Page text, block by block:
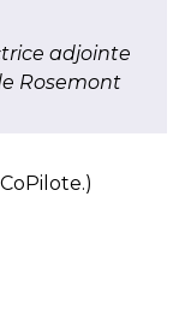
adjointe
Rosemont